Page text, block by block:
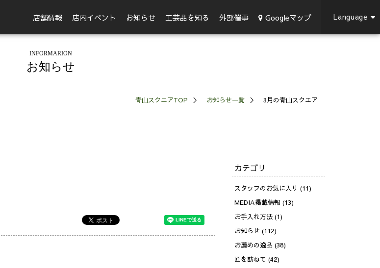
店舗情報 店内イベント お知らせ 工芸品を知る 外部催事 Googleマップ Language
INFORMARION
お知らせ
青山スクエアTOP お知らせ一覧 3月の青山スクエア
カテゴリ
スタッフのお気に入り (11)
MEDIA掲載情報 (13)
お手入れ方法 (1)
お知らせ (112)
お薦めの逸品 (38)
匠を訪ねて (42)